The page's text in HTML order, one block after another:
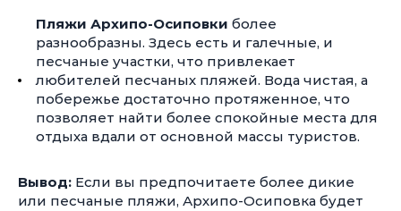
Пляжи Архипо-Осиповки более
разнообразны. Здесь есть и галечные, и
песчаные участки, что привлекает
любителей песчаных пляжей. Вода чистая, а
побережье достаточно протяженное, что
позволяет найти более спокойные места для
отдыха вдали от основной массы туристов.
Вывод: Если вы предпочитаете более дикие
или песчаные пляжи, Архипо-Осиповка будет